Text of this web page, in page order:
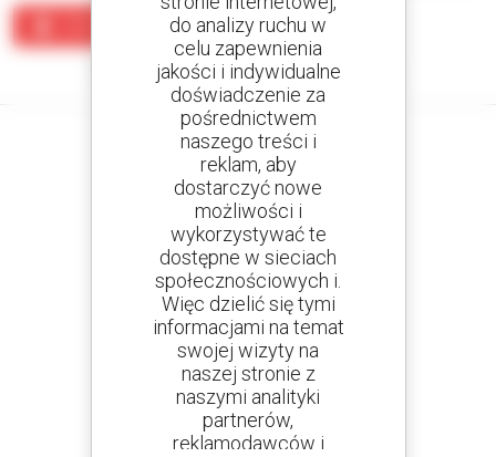
Żaden wynik nie odpowiada wyszukiwaniu.
Utwórz swoje alerty
i otrzymuj ogłoszenia o sprzęcie używanym
800 dealerów
Manitou na całym świecie
do analizy ruchu w
celu zapewnienia
jakości i indywidualne
doświadczenie za
pośrednictwem
naszego treści i
reklam, aby
dostarczyć nowe
możliwości i
wykorzystywać te
dostępne w sieciach
społecznościowych i.
Więc dzielić się tymi
informacjami na temat
swojej wizyty na
naszej stronie z
naszymi analityki
partnerów,
reklamodawców i